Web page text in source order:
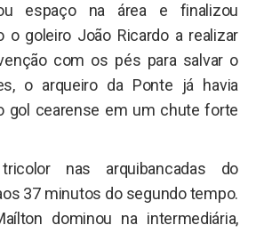
espaço na área e finalizou
o goleiro João Ricardo a realizar
com os pés para salvar o
o arqueiro da Ponte já havia
gol cearense em um chute forte
nas arquibancadas do
37 minutos do segundo tempo.
dominou na intermediária,